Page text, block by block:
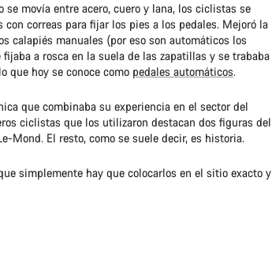
movía entre acero, cuero y lana, los ciclistas se
correas para fijar los pies a los pedales. Mejoró la
calapiés manuales (por eso son automáticos los
a rosca en la suela de las zapatillas y se trababa
que hoy se conoce como pedales automáticos.
que combinaba su experiencia en el sector del
ciclistas que los utilizaron destacan dos figuras del
Mond. El resto, como se suele decir, es historia.
simplemente hay que colocarlos en el sitio exacto y